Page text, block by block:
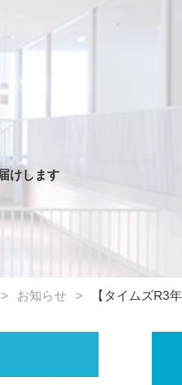
けします
お知らせ 【タイムズR3